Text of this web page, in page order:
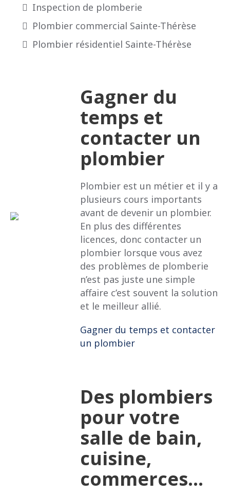
Inspection de plomberie
Plombier commercial Sainte-Thérèse
Plombier résidentiel Sainte-Thérèse
Gagner du
temps et
contacter un
plombier
Plombier est un métier et il y a
plusieurs cours importants
avant de devenir un plombier.
En plus des différentes
licences, donc contacter un
plombier lorsque vous avez
des problèmes de plomberie
n’est pas juste une simple
affaire c’est souvent la solution
et le meilleur allié.
Gagner du temps et contacter
un plombier
Des plombiers
pour votre
salle de bain,
cuisine,
commerces…